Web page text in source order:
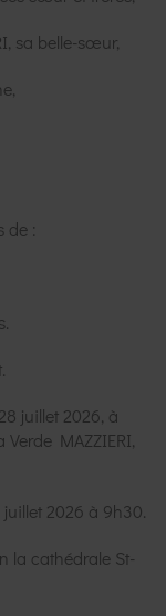
sa belle-sœur,
de :
juillet 2026, à
MAZZIERI,
2026 à 9h30.
la cathédrale St-